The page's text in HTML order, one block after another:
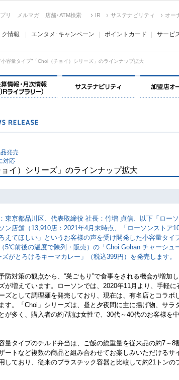
リ メルマガ 店舗･ATM検索 IR サステナビリティ オー
情報 エンタメ･キャンペーン ポイントカード サービ
“小容量タイプ”「Choi（チョイ）シリーズ」のラインナップ拡大
発売
対応
イ）シリーズ」のラインナップ拡大
東京都品川区、代表取締役 社長：竹増 貞信、以下「ロー
ン店舗（13,910店：2021年4月末時点、「ローソンストア
えてほしい」というお客様の声を受け開発した小容量タイ
5℃前後の温度で陳列・販売）の「Choi Gohan チャーシュ
がとろけるキーマカレー」（税込399円）を発売します。
防対策の観点から、“巣ごもり”で食事をされる機会が増加
が増えています。ローソンでは、2020年11月より、手軽に
ズとして調理麺を発売しており、現在は、有名店とコラボ
す。「Choi」シリーズは、昼と夕夜間に主に揚げ物、サラ
が多く、購入者の約7割は女性で、30代～40代のお客様を
量タイプのチルド弁当は、ご飯の総重量を従来品の約7～8
ートなど複数の商品と組み合わせてお楽しみいただけるサ
しており、従来のプラスチック容器と比較して約21トンの